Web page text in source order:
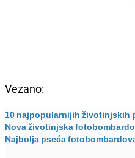
Vezano:
10 najpopularnijih životinjskih
Nova životinjska
Najbolja pseća